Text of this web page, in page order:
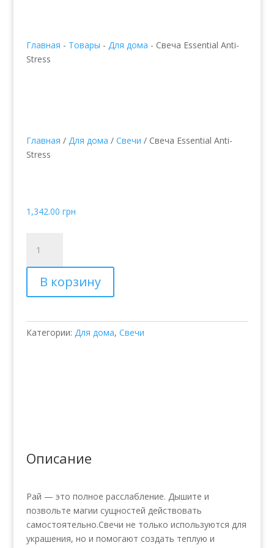
Главная - Товары - Для дома - Свеча Essential Anti-
Stress
Главная / Для дома / Свечи / Свеча Essential Anti-
Stress
1,342.00 грн
товара
Свеча
Essential
Anti-
В корзину
Категории: Для дома, Свечи
Описание
Рай — это полное расслабление. Дышите и
позвольте магии сущностей действовать
самостоятельно.Свечи не только используются для
украшения, но и помогают создать теплую и